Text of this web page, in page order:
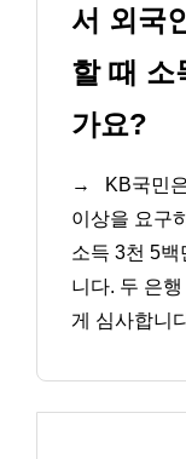
서 외국
할 때 소
가요?
→
KB국민
이상을 요구
소득 3천 5
니다. 두 은
게 심사합니